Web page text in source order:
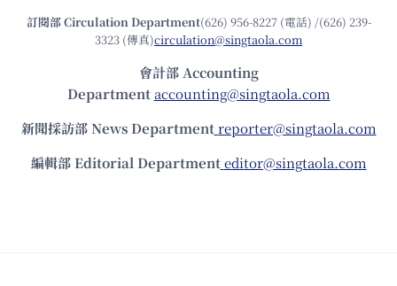
訂閱部 Circulation Department(626) 956-8227 (電話) /(626) 239-
3323 (傳真)circulation@singtaola.com
會計部 Accounting
Department accounting@singtaola.com
新聞採訪部 News Department reporter@singtaola.com
編輯部 Editorial Department editor@singtaola.com